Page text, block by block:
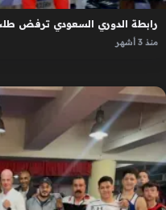
رابطة الدوري السعودي ترفض طلب
منذ 3 أشهر